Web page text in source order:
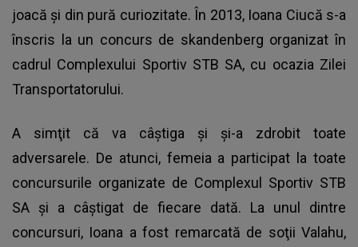
joacă şi din pură curiozitate. În 2013, Ioana Ciucă s-a
înscris la un concurs de skandenberg organizat în
cadrul Complexului Sportiv STB SA, cu ocazia Zilei
Transportatorului.
A simţit că va câştiga şi şi-a zdrobit toate
adversarele. De atunci, femeia a participat la toate
concursurile organizate de Complexul Sportiv STB
SA şi a câştigat de fiecare dată. La unul dintre
concursuri, Ioana a fost remarcată de soţii Valahu,